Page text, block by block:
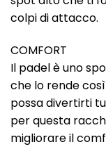
colpi di attacco.
COMFORT
Il padel è uno
che lo rende
possa divertirti
per questa
migliorare il